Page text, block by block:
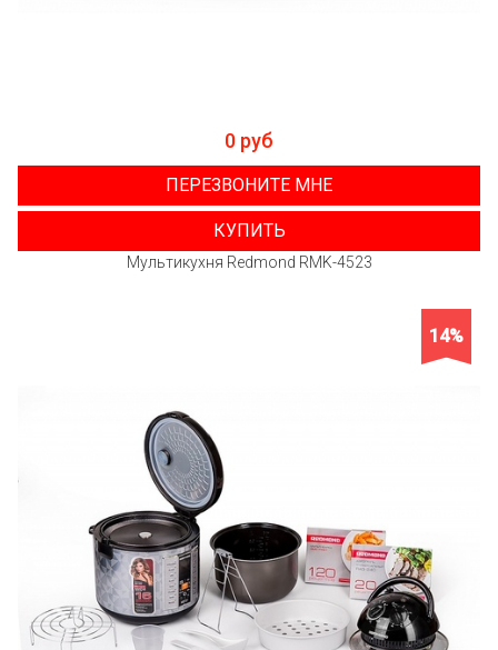
0 руб
ПЕРЕЗВОНИТЕ МНЕ
КУПИТЬ
Мультикухня Redmond RMK-4523
14%